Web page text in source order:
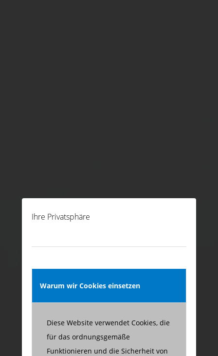
Ihre Privatsphäre
Warum wir Cookies einsetzen
Diese Website verwendet Cookies, die
für das ordnungsgemäße
Funktionieren und die Sicherheit von